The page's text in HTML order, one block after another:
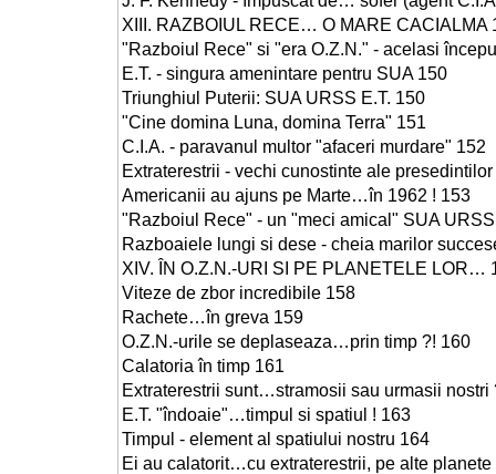
XIII. RAZBOIUL RECE… O MARE CACIALMA
"Razboiul Rece" si "era O.Z.N." - acelasi
E.T. - singura amenintare pentru SUA 150
Triunghiul Puterii: SUA URSS E.T. 150
"Cine domina Luna, domina Terra" 151
C.I.A. - paravanul multor "afaceri murdare" 152
Extraterestrii - vechi cunostinte ale
Americanii au ajuns pe Marte…în 1962 ! 153
"Razboiul Rece" - un "meci amical" SUA
Razboaiele lungi si dese - cheia marilor
XIV. ÎN O.Z.N.-URI SI PE PLANETELE LOR…
Viteze de zbor incredibile 158
Rachete…în greva 159
O.Z.N.-urile se deplaseaza…prin timp ?! 160
Calatoria în timp 161
Extraterestrii sunt…stramosii sau urmasii nostri
E.T. "îndoaie"…timpul si spatiul ! 163
Timpul - element al spatiului nostru 164
Ei au calatorit…cu extraterestrii, pe alte planete